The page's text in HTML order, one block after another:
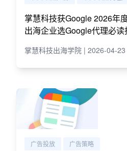
掌慧科技获Google 2026年
出海企业选Google代理必读
掌慧科技出海学院 | 2026-04-23
广告投放 广告策略